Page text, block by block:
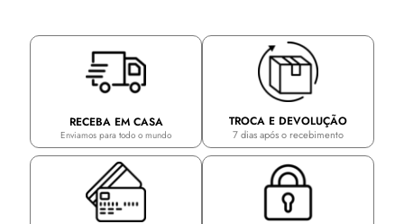
RECEBA EM CASA
Enviamos para todo o mundo
TROCA E DEVOLUÇÃO
7 dias após o recebimento